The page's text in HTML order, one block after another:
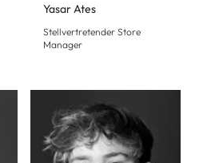
Yasar Ates
Stellvertretender Store
Manager